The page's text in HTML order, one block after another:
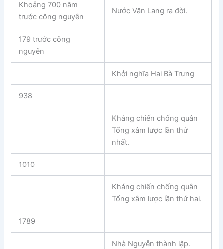
Khoảng 700 năm
trước công nguyên
Nước Văn Lang ra đời.
179 trước công
nguyên
Khởi nghĩa Hai Bà Trưng
938
Kháng chiến chống quân
Tống xâm lược lần thứ
nhất.
1010
Kháng chiến chống quân
Tống xâm lược lần thứ hai.
1789
Nhà Nguyễn thành lập.